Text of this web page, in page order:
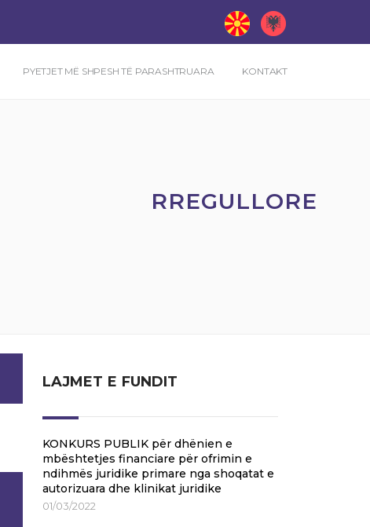
PYETJET MË SHPESH TË PARASHTRUARA KONTAKT
RREGULLORE
LAJMET E FUNDIT
KONKURS PUBLIK për dhënien e
mbështetjes financiare për ofrimin e
ndihmës juridike primare nga shoqatat e
autorizuara dhe klinikat juridike
01/03/2022